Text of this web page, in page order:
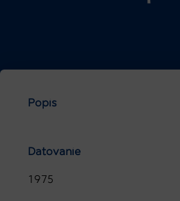
Popis
Datovanie
1975